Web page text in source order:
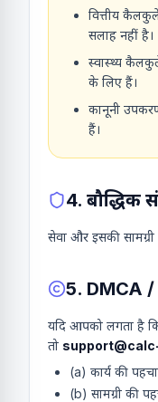
वित्तीय
सलाह नहीं है।
स्वास्थ्य
के लिए हैं।
कानूनी
हैं।
4. बौद्धिक
सेवा और इसकी
5. DMCA /
यदि आपको लगता है कि
तो
(a) कार्य की
(b) सामग्री की